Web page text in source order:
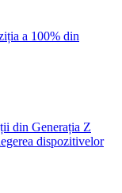
a 100% din
din Generația Z
dispozitivelor